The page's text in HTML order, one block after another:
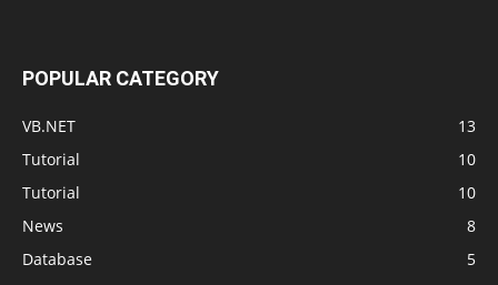
POPULAR CATEGORY
VB.NET
13
Tutorial
10
Tutorial
10
News
8
Database
5